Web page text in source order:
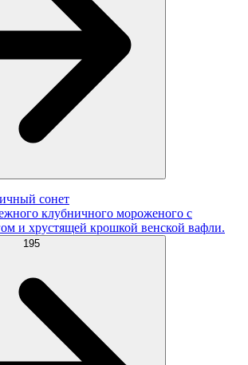
сонет
клубничного мороженого с
и хрустящей крошкой венской вафли.
195